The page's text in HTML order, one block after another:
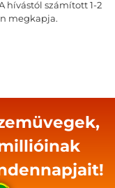
hívástól számított 1-2
megkapja.